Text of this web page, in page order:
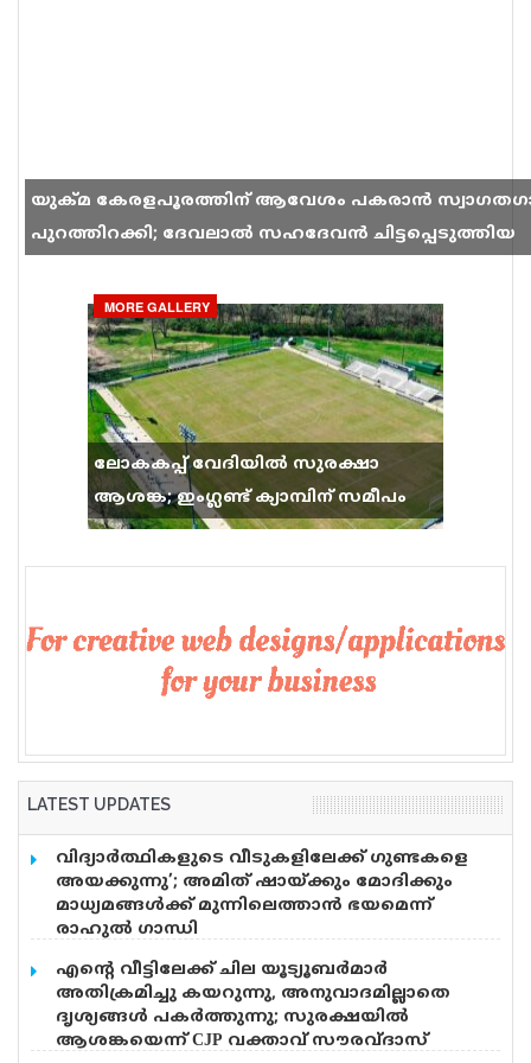
യുക്മ കേരളപൂരത്തിന് ആവേശം പകരാൻ
പുറത്തിറക്കി; ദേവലാൽ സഹദേവൻ ചിട്ടപ്പെടുത്തിയ
MORE GALLERY
ലോകകപ്പ് വേദിയിൽ സുരക്ഷാ
ആശങ്ക; ഇംഗ്ലണ്ട് ക്യാമ്പിന് സമീപം
വെടിവെപ്പ്, 9 പേർക്ക് പരിക്ക്
LATEST UPDATES
വിദ്യാര്‍ത്ഥികളുടെ വീടുകളിലേക്ക് ഗുണ്ടകളെ
അയക്കുന്നു’; അമിത് ഷായ്ക്കും മോദിക്കും
മാധ്യമങ്ങള്‍ക്ക് മുന്നിലെത്താന്‍ ഭയമെന്ന്
രാഹുല്‍ ഗാന്ധി
വിദ്യാർത്ഥികൾ ഇന്ന് രാജ്യത്തെ മാധ്യമങ്ങൾക്ക്
മുന്നിൽ നിൽക്കുന്നു, പക്ഷെ അമിത് ഷാ ക്കും,
മോദിക്കും ധൈര്യമില്ലെന്ന് രാഹുൽ ഗാന്ധി. അമിത്
ഷായും മോദിയും എവിടെയാണ്. പെല്ലറ്റ് തോക്ക്
ഉപയോഗിക്കാൻ നിർദ്ദേശം നൽകിയ വ്യക്തി അമിത്
എന്റെ വീട്ടിലേക്ക് ചില യൂട്യൂബർമാർ
അതിക്രമിച്ചു കയറുന്നു, അനുവാദമില്ലാതെ
ദൃശ്യങ്ങൾ പകർത്തുന്നു; സുരക്ഷയിൽ
ആശങ്കയെന്ന് CJP വക്താവ് സൗരവ്ദാസ്